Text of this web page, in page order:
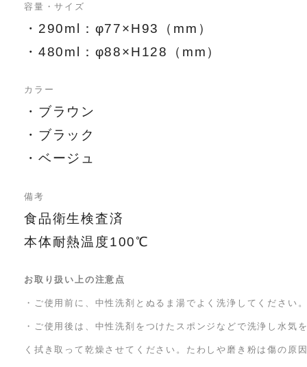
容量・サイズ
・290ml：φ77×H93（mm）
・480ml：φ88×H128（mm）
カラー
・ブラウン
・ブラック
・ベージュ
備考
食品衛生検査済
本体耐熱温度100℃
お取り扱い上の注意点
・ご使用前に、中性洗剤とぬるま湯でよく洗浄してください
・ご使用後は、中性洗剤をつけたスポンジなどで洗浄し水気
く拭き取って乾燥させてください。たわしや磨き粉は傷の原